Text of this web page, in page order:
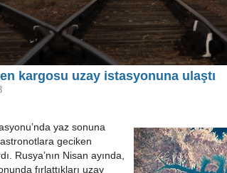
kargosu uzay istasyonuna ulaştı
yaz sonuna
geciken
Rusya’nın Nisan ayında,
fırlattıkları uzay